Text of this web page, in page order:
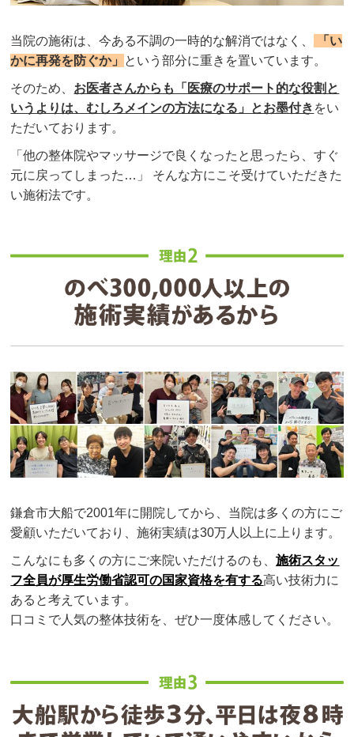
当院の施術は、今ある不調の一時的な解消ではなく、
「い
かに再発を防ぐか」 という部分に重きを置いています。
そのため、 お医者さんからも「医療のサポート的な役割と
いうよりは、むしろメインの方法になる」とお墨付き をい
ただいております。
「他の整体院やマッサージで良くなったと思ったら、すぐ
元に戻ってしまった…」 そんな方にこそ受けていただきた
い施術法です。
鎌倉市大船で2001年に開院してから、当院は多くの方にご
愛顧いただいており、施術実績は30万人以上に上ります。
こんなにも多くの方にご来院いただけるのも、施術スタッ
フ全員が厚生労働省認可の国家資格を有する高い技術力に
あると考えています。
口コミで人気の整体技術を、ぜひ一度体感してください。